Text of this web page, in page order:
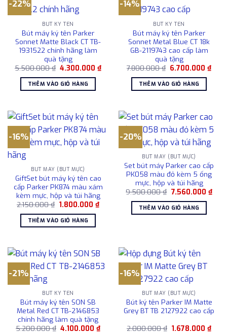
-22%
BÚT KÝ TÊN
Bút máy ký tên Parker
Sonnet Matte Black CT TB-
1931522 chính hãng làm
quà tặng
5.500.000₫ Giá
là:
5.500.000 ₫.
4.300.000₫Giá
hiện
4.300.000 ₫.
THÊM VÀO GIỎ HÀNG
-14%
BÚT KÝ TÊN
Bút máy ký tên Parker
Sonnet Metal Blue CT 18k
GB-2119743 cao cấp làm
quà tặng
7.800.000₫ Giá
là:
7.800.000 ₫.
6.700.000₫Giá
hiện
THÊM VÀO GIỎ HÀNG
-16%
BÚT MÁY (BÚT MỰC)
GiftSet bút máy ký tên cao
cấp Parker PK874 màu xám
kèm mực, hộp và túi hãng
2.150.000₫ Giá
là:
2.150.000 ₫.
1.800.000₫Giá
hiện
THÊM VÀO GIỎ HÀNG
-20%
BÚT MÁY (BÚT MỰC)
Set bút máy Parker cao cấp
PK058 màu đỏ kèm 5 ống
mực, hộp và túi hãng
9.500.000₫ Giá
là:
9.500.000 ₫.
7.560.000 ₫Giá
hiện
THÊM VÀO GIỎ HÀNG
-21%
BÚT KÝ TÊN
Bút máy ký tên SON SB
Metal Red CT TB-2146853
chính hãng làm quà tặng
5.200.000₫ Giá
4.100.000₫Giá
-16%
BÚT MÁY (BÚT MỰC)
Bút ký tên Parker IM Matte
Grey BT TB 2127922 cao cấp
2.000.000₫ Giá
1.678.000₫Giá